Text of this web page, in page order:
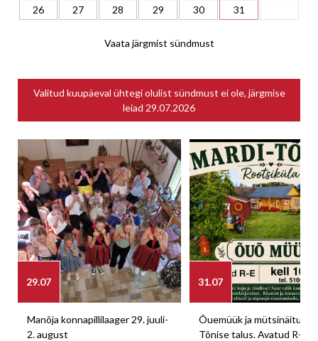
26
27 28 29 30 31
Vaata järgmist sündmust
Valitud kuupäeval ühtegi olulist sündmust ei ole, järgmise
leiad 29.07.2026
29.07
Manõja konnapillilaager 29. juuli-
2. august
31.07
Õuemüük ja mütsinäitus
Tõnise talus. Avatud R-E